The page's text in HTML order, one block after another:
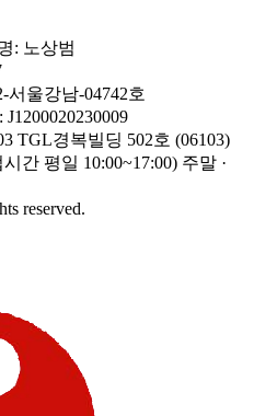
: 노상범
서울강남-04742호
J1200020230009
TGL경복빌딩 502호 (06103)
간 평일 10:00~17:00) 주말 ·
reserved.